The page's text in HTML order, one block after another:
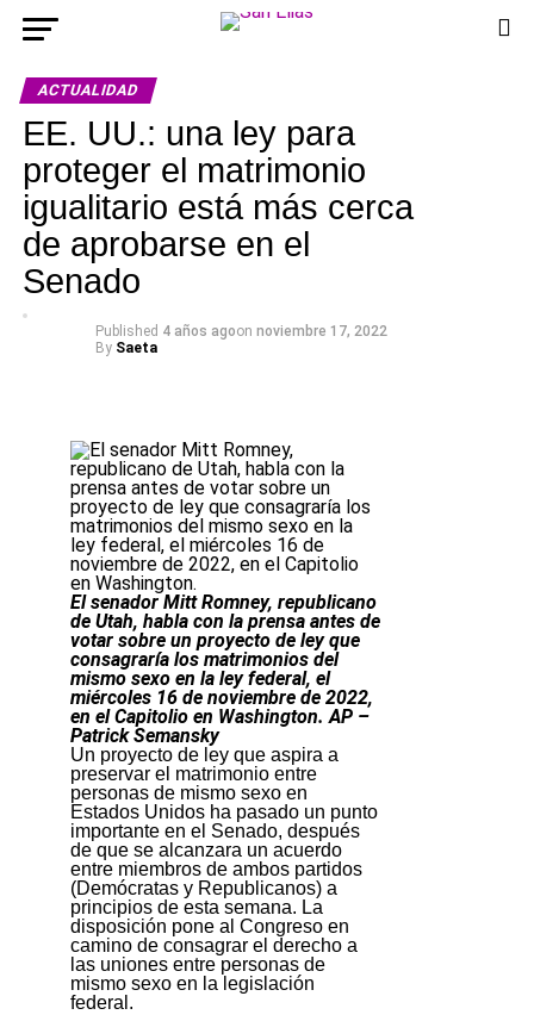
ACTUALIDAD
EE. UU.: una ley para
proteger el matrimonio
igualitario está más cerca
de aprobarse en el
Senado
Published 4 años agoon noviembre 17, 2022
By Saeta
El senador Mitt Romney, republicano
de Utah, habla con la prensa antes de
votar sobre un proyecto de ley que
consagraría los matrimonios del
mismo sexo en la ley federal, el
miércoles 16 de noviembre de 2022,
en el Capitolio en Washington. AP –
Patrick Semansky
Un proyecto de ley que aspira a
preservar el matrimonio entre
personas de mismo sexo en
Estados Unidos ha pasado un punto
importante en el Senado, después
de que se alcanzara un acuerdo
entre miembros de ambos partidos
(Demócratas y Republicanos) a
principios de esta semana. La
disposición pone al Congreso en
camino de consagrar el derecho a
las uniones entre personas de
mismo sexo en la legislación
federal.